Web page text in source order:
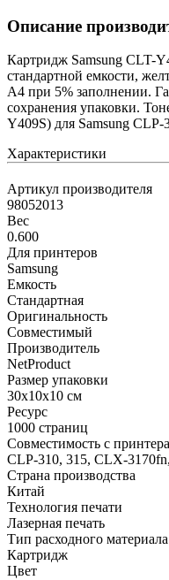
Описание
Картридж Samsung CLT-
стандартной емкости,
А4 при 5% заполнении.
сохранения упаковки.
Y409S) для Samsung
Характеристики
Артикул производителя
98052013
Вес
0.600
Для принтеров
Samsung
Емкость
Стандартная
Оригинальность
Совместимый
Производитель
NetProduct
Размер упаковки
30x10x10 см
Ресурс
1000 страниц
Совместимость с
CLP-310, 315, CLX-
Страна производства
Китай
Технология печати
Лазерная печать
Тип расходного материала
Картридж
Цвет